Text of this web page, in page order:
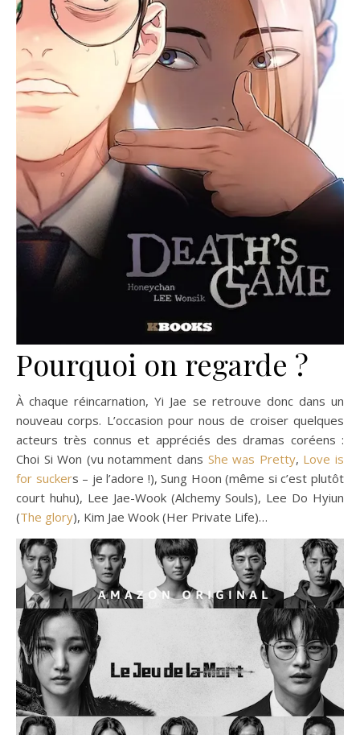
Pourquoi on regarde ?
À chaque réincarnation, Yi Jae se retrouve donc dans un
nouveau corps. L’occasion pour nous de croiser quelques
acteurs très connus et appréciés des dramas coréens :
Choi Si Won (vu notamment dans She was Pretty, Love is
for suckers – je l’adore !), Sung Hoon (même si c’est plutôt
court huhu), Lee Jae-Wook (Alchemy Souls), Lee Do Hyiun
(The glory), Kim Jae Wook (Her Private Life)…